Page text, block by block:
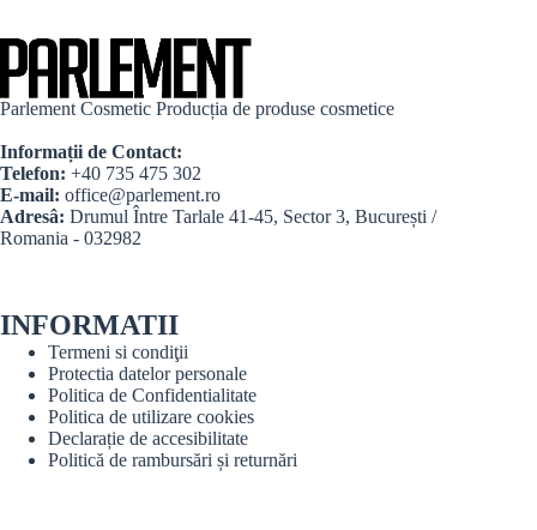
Parlement Cosmetic Producția de produse cosmetice
Informații de Contact:
Telefon: +40 735 475 302
E-mail: office@parlement.ro
Adresâ: Drumul Între Tarlale 41-45, Sector 3, București /
Romania - 032982
INFORMATII
Termeni si condiţii
Protectia datelor personale
Politica de Confidentialitate
Politica de utilizare cookies
Declarație de accesibilitate
Politică de rambursări și returnări